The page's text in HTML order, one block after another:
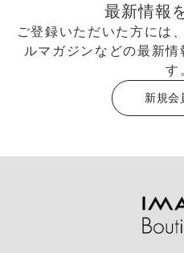
最新情報
ご登録いただいた方には
ルマガジンなどの最新
す
新規会